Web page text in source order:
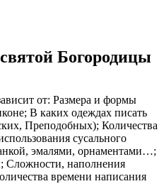
Богородицы
от: Размера и формы
В каких одеждах писать
Преподобных); Количества
сусального
эмалями, орнаментами…;
Сложности, наполнения
времени написания